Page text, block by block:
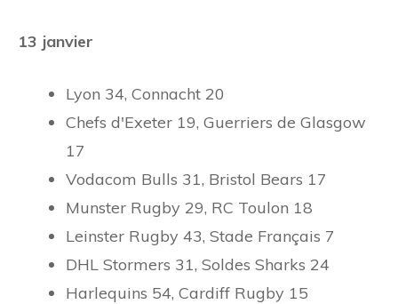
13 janvier
Lyon 34, Connacht 20
Chefs d'Exeter 19, Guerriers de Glasgow
17
Vodacom Bulls 31, Bristol Bears 17
Munster Rugby 29, RC Toulon 18
Leinster Rugby 43, Stade Français 7
DHL Stormers 31, Soldes Sharks 24
Harlequins 54, Cardiff Rugby 15